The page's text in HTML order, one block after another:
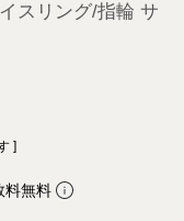
スリング/指輪 サ
]
料無料